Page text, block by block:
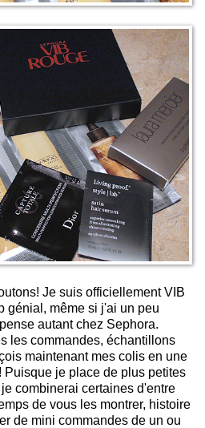
Je suis officiellement VIB
génial, même si j'ai un peu
autant chez Sephora.
les commandes, échantillons
maintenant mes colis en une
je place de plus petites
combinerai certaines d'entre
de vous les montrer, histoire
de mini commandes de un ou